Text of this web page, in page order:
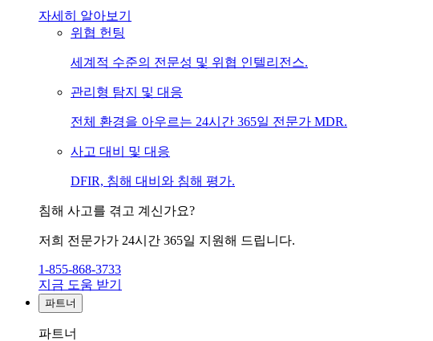
자세히 알아보기
위협 헌팅
세계적 수준의 전문성 및 위협 인텔리전스.
관리형 탐지 및 대응
전체 환경을 아우르는 24시간 365일 전문가 MDR.
사고 대비 및 대응
DFIR, 침해 대비와 침해 평가.
침해 사고를 겪고 계신가요?
저희 전문가가 24시간 365일 지원해 드립니다.
1-855-868-3733
지금 도움 받기
파트너
파트너